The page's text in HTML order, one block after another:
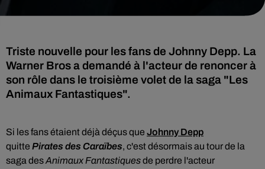
Triste nouvelle pour les fans de Johnny Depp. La
Warner Bros a demandé à l'acteur de renoncer à
son rôle dans le troisième volet de la saga "Les
Animaux Fantastiques".
Si les fans étaient déjà déçus que Johnny Depp
quitte Pirates des Caraïbes, c'est désormais au tour de la
saga desAnimaux Fantastiquesde perdre l'acteur